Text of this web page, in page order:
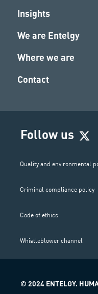
Insights
We are Entelgy
Where we are
Contact
Follow us
Quality and environmental
Criminal compliance policy
Code of ethics
Whistleblower channel
© 2024 ENTELGY.